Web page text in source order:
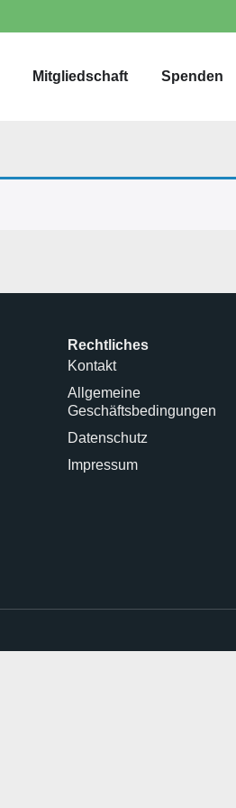
Mitgliedschaft Spenden
Rechtliches
Kontakt
Allgemeine
Geschäftsbedingungen
Datenschutz
Impressum